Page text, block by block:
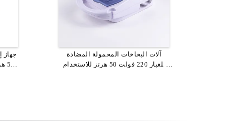
جهاز
آلات البخاخات المحمولة المضادة
للغبار 220 فولت 50 هرتز للاستخدام
ABS أجهزة البخاخات المحمولة
التوصيل في قابلة لإعادة الشحن